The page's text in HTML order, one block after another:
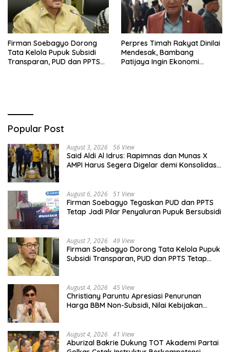
Firman Soebagyo Dorong
Tata Kelola Pupuk Subsidi
Transparan, PUD dan PPTS
Perpres Timah Rakyat Dinilai
Mendesak, Bambang
Patijaya Ingin Ekonomi
Popular Post
August 3, 2026 56 View
Said Aldi Al Idrus: Rapimnas dan Munas X
AMPI Harus Segera Digelar demi Konsolidasi
August 6, 2026 51 View
Firman Soebagyo Tegaskan PUD dan PPTS
Tetap Jadi Pilar Penyaluran Pupuk Bersubsidi
August 7, 2026 49 View
Firman Soebagyo Dorong Tata Kelola Pupuk
Subsidi Transparan, PUD dan PPTS Tetap
August 4, 2026 45 View
Christiany Paruntu Apresiasi Penurunan
Harga BBM Non-Subsidi, Nilai Kebijakan
August 4, 2026 41 View
Aburizal Bakrie Dukung TOT Akademi Partai